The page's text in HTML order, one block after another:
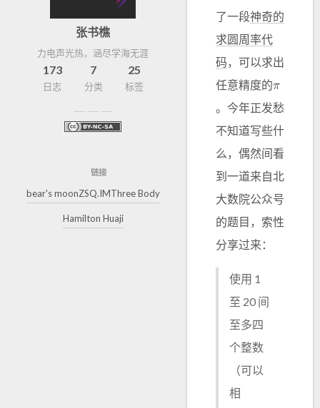
张书樵
力电声光热，涵尽学海无涯
173
日志
7
分类
25
标签
链接
bear's moonZSQ.IMThree Body
Hamilton Huaji
了一段神奇的
求圆周率代
码，可以求出
任意精度的
。今年正发愁
不知道写些什
么，偶然间看
到一道来自北
大数院公众号
的题目，索性
分享过来：
使用 1
至 20 间
至多四
个整数
（可以
相